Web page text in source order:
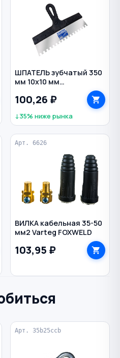
ШПАТЕЛЬ зубчатый 350
мм 10х10 мм
пластиковая рукоятка
нерж. сталь ИНТЕК
100,26 ₽
↓35% ниже рынка
Арт. 6626
ВИЛКА кабельная 35-50
мм2 Varteg FOXWELD
103,95 ₽
Арт. 35b25ccb